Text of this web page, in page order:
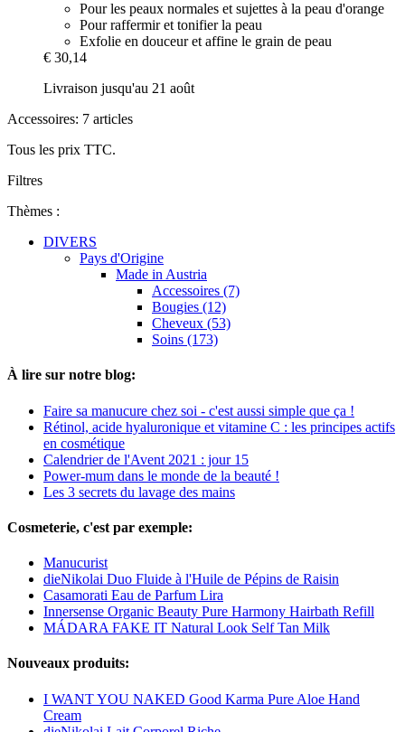
Pour les peaux normales et sujettes à la peau d'orange
Pour raffermir et tonifier la peau
Exfolie en douceur et affine le grain de peau
€ 30,14
Livraison jusqu'au 21 août
Accessoires: 7 articles
Tous les prix TTC.
Filtres
Thèmes :
DIVERS
Pays d'Origine
Made in Austria
Accessoires (7)
Bougies (12)
Cheveux (53)
Soins (173)
À lire sur notre blog:
Faire sa manucure chez soi - c'est aussi simple que ça !
Rétinol, acide hyaluronique et vitamine C : les principes actifs
en cosmétique
Calendrier de l'Avent 2021 : jour 15
Power-mum dans le monde de la beauté !
Les 3 secrets du lavage des mains
Cosmeterie, c'est par exemple:
Manucurist
dieNikolai Duo Fluide à l'Huile de Pépins de Raisin
Casamorati Eau de Parfum Lira
Innersense Organic Beauty Pure Harmony Hairbath Refill
MÁDARA FAKE IT Natural Look Self Tan Milk
Nouveaux produits:
I WANT YOU NAKED Good Karma Pure Aloe Hand
Cream